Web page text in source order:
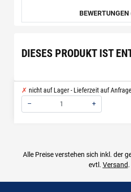
BEWERTUNGEN
DIESES PRODUKT IST
nicht auf Lager - Lieferzeit auf Anfrage
–
+
Alle Preise verstehen sich inkl. der
evtl. Versand.